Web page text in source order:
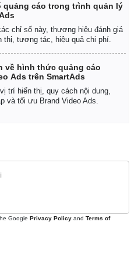
Thị trường
Giá vàng
Tiêu dùng
Chứng khoán
Giá cà phê
quảng cáo trong trình quản lý
chỉ số này, thương hiệu đánh giá
thị, tương tác, hiệu quả chi phí.
về hình thức quảng cáo
Ads trên SmartAds
trí hiển thị, quy cách nội dung,
và tối ưu Brand Video Ads.
Google Privacy Policy and Terms of